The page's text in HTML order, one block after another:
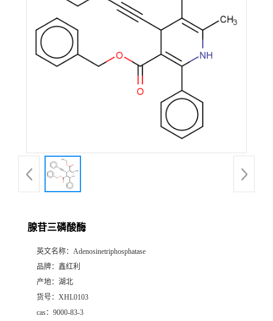
腺苷三磷酸酶
英文名称： Adenosinetriphosphatase
品牌： 鑫红利
产地： 湖北
货号： XHL0103
cas： 9000-83-3